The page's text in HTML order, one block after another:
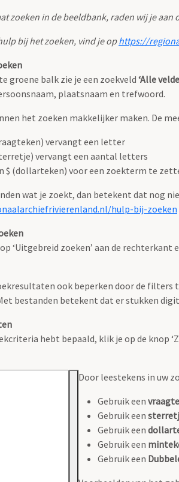
zoeken in de beeldbank, raden wij je
bij het zoeken, vind je ophttps://
groene balk zie je een zoekveld ‘Alle
plaatsnaam en trefwoord.
het zoeken makkelijker maken. De
vervangt een letter
vervangt een aantal letters
$ (dollarteken) voor een zoekterm te
wat je zoekt, dan betekent dat nog
hulp-bij-zoeken
‘Uitgebreid zoeken’ aan de rechterkant
ook beperken door de filters te
bestanden betekent dat er stukken
hebt bepaald, klik je op de knop
Door leestekens in uw
Gebruik een
Gebruik een
Gebruik een
Gebruik een
Gebruik een